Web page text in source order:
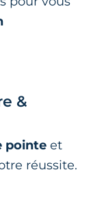
&
pointe et
réussite.